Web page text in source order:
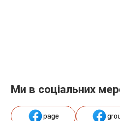
Ми в соціальних
page